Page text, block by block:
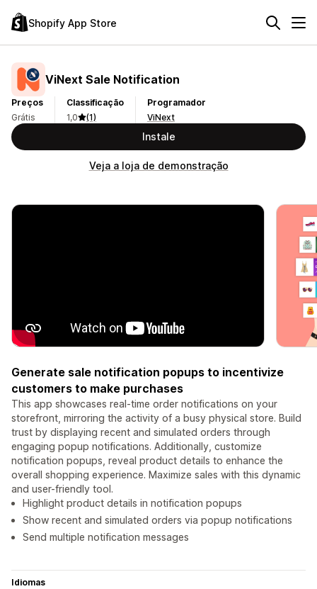
Shopify App Store
ViNext Sale Notification
Preços
Grátis
Classificação
1,0
(1)
Programador
ViNext
Instale
Veja a loja de demonstração
Generate sale notification popups to incentivize
customers to make purchases
This app showcases real-time order notifications on your
storefront, mirroring the activity of a busy physical store. Build
trust by displaying recent and simulated orders through
engaging popup notifications. Additionally, customize
notification popups, reveal product details to enhance the
overall shopping experience. Maximize sales with this dynamic
and user-friendly tool.
Highlight product details in notification popups
Show recent and simulated orders via popup notifications
Send multiple notification messages
Idiomas